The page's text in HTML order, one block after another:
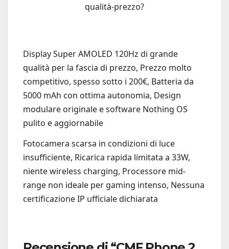
qualità-prezzo?
Display Super AMOLED 120Hz di grande
qualità per la fascia di prezzo, Prezzo molto
competitivo, spesso sotto i 200€, Batteria da
5000 mAh con ottima autonomia, Design
modulare originale e software Nothing OS
pulito e aggiornabile
Fotocamera scarsa in condizioni di luce
insufficiente, Ricarica rapida limitata a 33W,
niente wireless charging, Processore mid-
range non ideale per gaming intenso, Nessuna
certificazione IP ufficiale dichiarata